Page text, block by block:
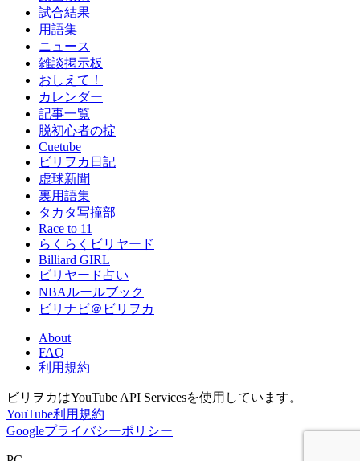
試合結果
用語集
ニュース
雑談掲示板
おしえて！
カレンダー
記事一覧
脱初心者の掟
Cuetube
ビリヲカ日記
虚球新聞
裏用語集
タカタ写撞部
Race to 11
らくらくビリヤード
Billiard GIRL
ビリヤード占い
NBAルールブック
ビリナビ＠ビリヲカ
About
FAQ
利用規約
ビリヲカはYouTube API Servicesを使用しています。
YouTube利用規約
Googleプライバシーポリシー